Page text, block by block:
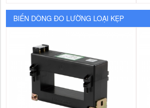
BIẾN DÒNG ĐO LƯỜNG LOẠI KẸP